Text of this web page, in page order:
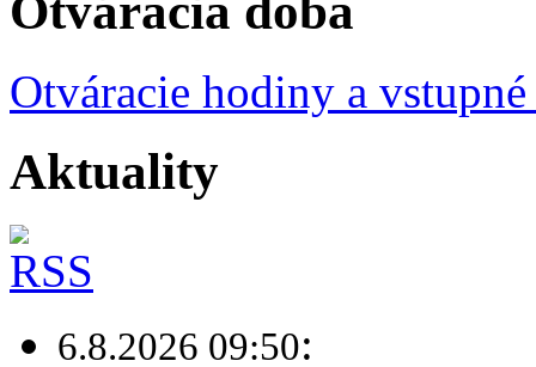
Otváracia doba
Otváracie hodiny a
Aktuality
6.8.2026 09:50: